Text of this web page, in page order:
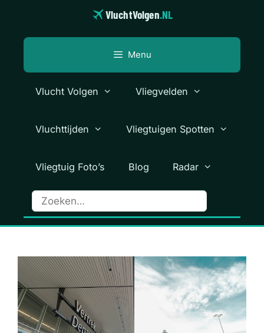
VluchtVolgen.NL
Menu
Vlucht Volgen Vliegvelden
Vluchttijden Vliegtuigen Spotten
Vliegtuig Foto’s Blog Radar